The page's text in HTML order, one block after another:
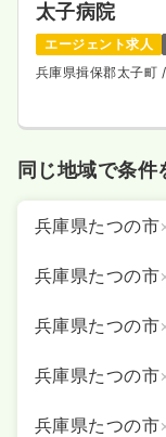
太子病院
エージェント求人
兵庫県揖保郡太子町
同じ地域で条件
兵庫県たつの市
兵庫県たつの市
兵庫県たつの市
兵庫県たつの市
兵庫県たつの市